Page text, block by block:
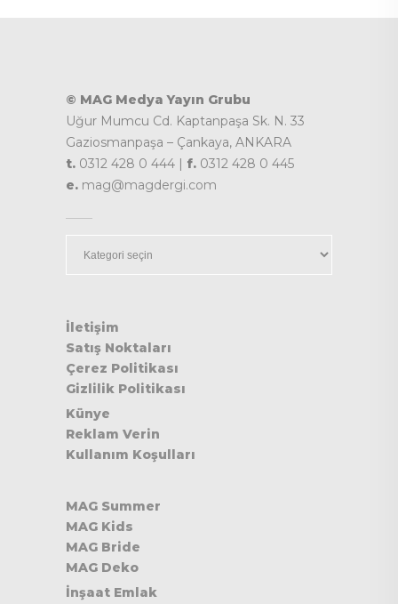
© MAG Medya Yayın Grubu
Uğur Mumcu Cd. Kaptanpaşa Sk. N. 33
Gaziosmanpaşa – Çankaya, ANKARA
t. 0312 428 0 444 | f. 0312 428 0 445
e. mag@magdergi.com
İletişim
Satış Noktaları
Çerez Politikası
Gizlilik Politikası
Künye
Reklam Verin
Kullanım Koşulları
MAG Summer
MAG Kids
MAG Bride
MAG Deko
İnşaat Emlak